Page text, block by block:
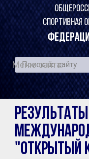
СПОРТИВНАЯ
Меню сайта:
"Открытый